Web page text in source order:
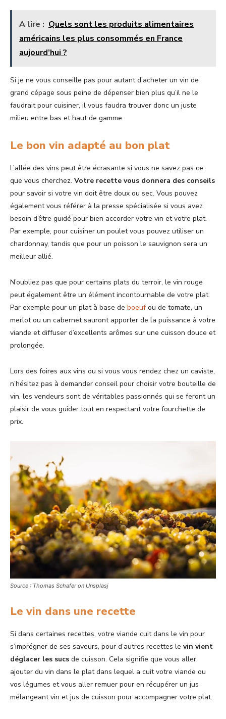
A lire : Quels sont les produits alimentaires
américains les plus consommés en France
aujourd’hui ?
Si je ne vous conseille pas pour autant d’acheter un vin de
grand cépage sous peine de dépenser bien plus qu’il ne le
faudrait pour cuisiner, il vous faudra trouver donc un juste
milieu entre bas et haut de gamme.
Le bon vin adapté au bon plat
L’allée des vins peut être écrasante si vous ne savez pas ce
que vous cherchez. Votre recette vous donnera des conseils
pour savoir si votre vin doit être doux ou sec. Vous pouvez
également vous référer à la presse spécialisée si vous avez
besoin d’être guidé pour bien accorder votre vin et votre plat.
Par exemple, pour cuisiner un poulet vous pouvez utiliser un
chardonnay, tandis que pour un poisson le sauvignon sera un
meilleur allié.
N’oubliez pas que pour certains plats du terroir, le vin rouge
peut également être un élément incontournable de votre plat.
Par exemple pour un plat à base de boeufou de tomate, un
merlot ou un cabernet sauront apporter de la puissance à votre
viande et diffuser d’excellents arômes sur une cuisson douce et
prolongée.
Lors des foires aux vins ou si vous vous rendez chez un caviste,
n’hésitez pas à demander conseil pour choisir votre bouteille de
vin, les vendeurs sont de véritables passionnés qui se feront un
plaisir de vous guider tout en respectant votre fourchette de
prix.
Source : Thomas Schafer on Unsplasj
Le vin dans une recette
Si dans certaines recettes, votre viande cuit dans le vin pour
s’imprégner de ses saveurs, pour d’autres recettes le vin vient
déglacer les sucs de cuisson. Cela signifie que vous aller
ajouter du vin dans le plat dans lequel a cuit votre viande ou
vos légumes et vous aller remuer pour en récupérer un jus
mélangeant vin et jus de cuisson pour accompagner votre plat.